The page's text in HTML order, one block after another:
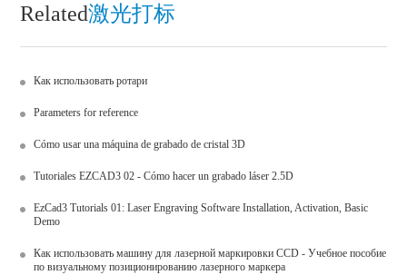
Related激光打标
Как использовать ротари
Parameters for reference
Cómo usar una máquina de grabado de cristal 3D
Tutoriales EZCAD3 02 - Cómo hacer un grabado láser 2.5D
EzCad3 Tutorials 01: Laser Engraving Software Installation, Activation, Basic
Demo
Как использовать машину для лазерной маркировки CCD - Учебное пособие
по визуальному позиционированию лазерного маркера